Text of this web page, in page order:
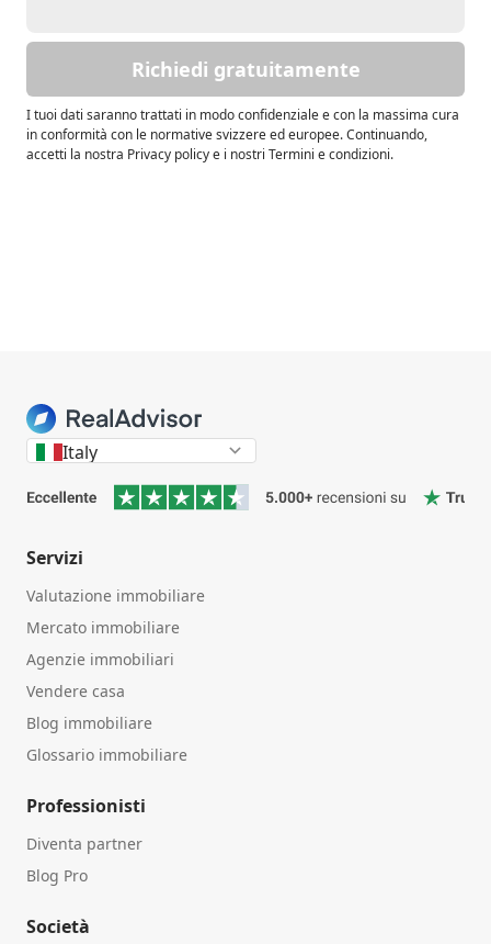
Richiedi gratuitamente
I tuoi dati saranno trattati in modo confidenziale e con la massima cura
in conformità con le normative svizzere ed europee. Continuando,
accetti la nostra Privacy policy e i nostri Termini e condizioni.
Italy
Servizi
Valutazione immobiliare
Mercato immobiliare
Agenzie immobiliari
Vendere casa
Blog immobiliare
Glossario immobiliare
Professionisti
Diventa partner
Blog Pro
Società